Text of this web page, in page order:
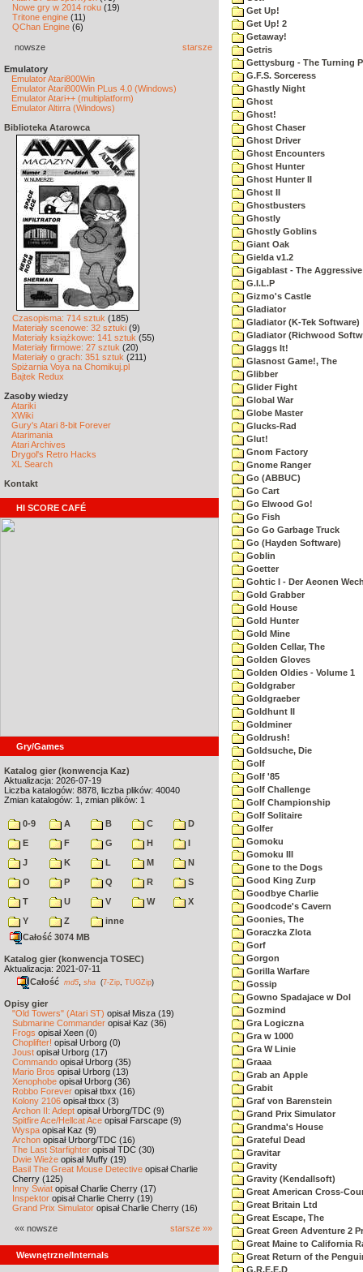
Nowe gry w 2014 roku (19)
Tritone engine (11)
QChan Engine (6)
nowsze starsze
Emulatory
Emulator Atari800Win
Emulator Atari800Win PLus 4.0 (Windows)
Emulator Atari++ (multiplatform)
Emulator Altirra (Windows)
Biblioteka Atarowca
Czasopisma: 714 sztuk (185)
Materiały scenowe: 32 sztuki (9)
Materiały książkowe: 141 sztuk (55)
Materiały firmowe: 27 sztuk (20)
Materiały o grach: 351 sztuk (211)
Spiżarnia Voya na Chomikuj.pl
Bajtek Redux
Zasoby wiedzy
Atariki
XWiki
Gury's Atari 8-bit Forever
Atarimania
Atari Archives
Drygol's Retro Hacks
XL Search
Kontakt
HI SCORE CAFÉ
Gry/Games
Katalog gier (konwencja Kaz)
Aktualizacja: 2026-07-19
Liczba katalogów: 8878, liczba plików: 40040
Zmian katalogów: 1, zmian plików: 1
0-9 A B C
D
E
F G H
I
J
K L M
N
O
P Q R
S
T
U V W
X
Y
Z
inne
Całość 3074 MB
Katalog gier (konwencja TOSEC)
Aktualizacja: 2021-07-11
Całość md5 sha (7-Zip TUGZip)
Opisy gier
"Old Towers" (Atari ST) opisał Misza (19)
Submarine Commander opisał Kaz (36)
Frogs opisał Xeen (0)
Choplifter! opisał Urborg (0)
Joust opisał Urborg (17)
Commando opisał Urborg (35)
Mario Bros opisał Urborg (13)
Xenophobe opisał Urborg (36)
Robbo Forever opisał tbxx (16)
Kolony 2106 opisał tbxx (3)
Archon II: Adept opisał Urborg/TDC (9)
Spitfire Ace/Hellcat Ace opisał Farscape (9)
Wyspa opisał Kaz (9)
Archon opisał Urborg/TDC (16)
The Last Starfighter opisał TDC (30)
Dwie Wieże opisał Muffy (19)
Basil The Great Mouse Detective opisał Charlie
Cherry (125)
Inny Świat opisał Charlie Cherry (17)
Inspektor opisał Charlie Cherry (19)
Grand Prix Simulator opisał Charlie Cherry (16)
«« nowsze starsze »»
Wewnętrzne/Internals
Get Up!
Get Up! 2
Getaway!
Getris
Gettysburg - The Turning
G.F.S. Sorceress
Ghastly Night
Ghost
Ghost!
Ghost Chaser
Ghost Driver
Ghost Encounters
Ghost Hunter
Ghost Hunter II
Ghost II
Ghostbusters
Ghostly
Ghostly Goblins
Giant Oak
Gielda v1.2
Gigablast - The
G.I.L.P
Gizmo's Castle
Gladiator
Gladiator (K-Tek Software)
Gladiator (Richwood
Glaggs It!
Glasnost Game!, The
Glibber
Glider Fight
Global War
Globe Master
Glucks-Rad
Glut!
Gnom Factory
Gnome Ranger
Go (ABBUC)
Go Cart
Go Elwood Go!
Go Fish
Go Go Garbage Truck
Go (Hayden Software)
Goblin
Goetter
Gohtic I - Der Aeonen
Gold Grabber
Gold House
Gold Hunter
Gold Mine
Golden Cellar, The
Golden Gloves
Golden Oldies - Volume 1
Goldgraber
Goldgraeber
Goldhunt II
Goldminer
Goldrush!
Goldsuche, Die
Golf
Golf '85
Golf Challenge
Golf Championship
Golf Solitaire
Golfer
Gomoku
Gomoku III
Gone to the Dogs
Good King Zurp
Goodbye Charlie
Goodcode's Cavern
Goonies, The
Goraczka Zlota
Gorf
Gorgon
Gorilla Warfare
Gossip
Gowno Spadajace w Dol
Gozmind
Gra Logiczna
Gra w 1000
Gra W Linie
Graaa
Grab an Apple
Grabit
Graf von Barenstein
Grand Prix Simulator
Grandma's House
Grateful Dead
Gravitar
Gravity
Gravity (Kendallsoft)
Great American Cross-
Great Britain Ltd
Great Escape, The
Great Green Adventure 2
Great Maine to California
Great Return of the
G.R.E.E.D